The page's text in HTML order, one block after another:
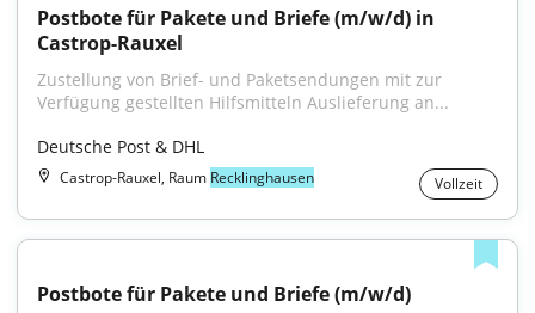
Postbote für Pakete und Briefe (m/w/d) in
Castrop-Rauxel
Zustellung von Brief- und Paketsendungen mit zur
Verfügung gestellten Hilfsmitteln Auslieferung an...
Deutsche Post & DHL
Castrop-Rauxel, Raum Recklinghausen Vollzeit
Postbote für Pakete und Briefe (m/w/d)